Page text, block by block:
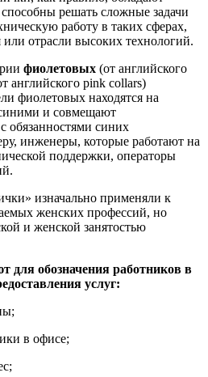
решать сложные задачи
работу в таких сферах,
отрасли высоких технологий.
фиолетовых (от английского
английского pink collars)
фиолетовых находятся на
и совмещают
обязанностями синих
инженеры, которые работают на
поддержки, операторы
изначально применяли к
женских профессий, но
и женской занятостью
для обозначения работников в
услуг:
в офисе;